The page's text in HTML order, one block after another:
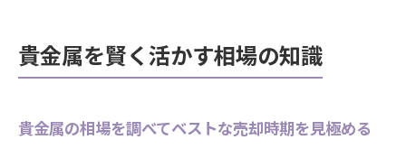
貴金属を賢く活かす相場の知識
貴金属の相場を調べてベストな売却時期を見極める